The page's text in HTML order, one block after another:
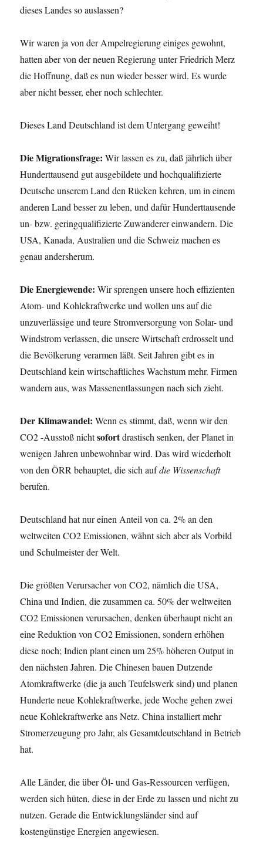
dieses Landes so auslassen?
Wir waren ja von der Ampelregierung einiges gewohnt,
hatten aber von der neuen Regierung unter Friedrich Merz
die Hoffnung, daß es nun wieder besser wird. Es wurde
aber nicht besser, eher noch schlechter.
Dieses Land Deutschland ist dem Untergang geweiht!
Die Migrationsfrage: Wir lassen es zu, daß jährlich über
Hunderttausend gut ausgebildete und hochqualifizierte
Deutsche unserem Land den Rücken kehren, um in einem
anderen Land besser zu leben, und dafür Hunderttausende
un- bzw. geringqualifizierte Zuwanderer einwandern. Die
USA, Kanada, Australien und die Schweiz machen es
genau andersherum.
Die Energiewende:Wir sprengen unsere hoch effizienten
Atom- und Kohlekraftwerke und wollen uns auf die
unzuverlässige und teure Stromversorgung von Solar- und
Windstrom verlassen, die unsere Wirtschaft erdrosselt und
die Bevölkerung verarmen läßt. Seit Jahren gibt es in
Deutschland kein wirtschaftliches Wachstum mehr. Firmen
wandern aus, was Massenentlassungen nach sich zieht.
Der Klimawandel: Wenn es stimmt, daß, wenn wir den
CO2 -Ausstoß nichtsofortdrastisch senken, der Planet in
wenigen Jahren unbewohnbar wird. Das wird wiederholt
von den ÖRR behauptet, die sich aufdie Wissenschaft
berufen.
Deutschland hat nur einen Anteil von ca. 2% an den
weltweiten CO2 Emissionen, wähnt sich aber als Vorbild
und Schulmeister der Welt.
Die größten Verursacher von CO2, nämlich die USA,
China und Indien, die zusammen ca. 50% der weltweiten
CO2 Emissionen verursachen, denken überhaupt nicht an
eine Reduktion von CO2 Emissionen, sondern erhöhen
diese noch; Indien plant einen um 25% höheren Output in
den nächsten Jahren. Die Chinesen bauen Dutzende
Atomkraftwerke (die ja auch Teufelswerk sind) und planen
Hunderte neue Kohlekraftwerke, jede Woche gehen zwei
neue Kohlekraftwerke ans Netz. China installiert mehr
Stromerzeugung pro Jahr, als Gesamtdeutschland in Betrieb
hat.
Alle Länder, die über Öl- und Gas-Ressourcen verfügen,
werden sich hüten, diese in der Erde zu lassen und nicht zu
nutzen. Gerade die Entwicklungsländer sind auf
kostengünstige Energien angewiesen.